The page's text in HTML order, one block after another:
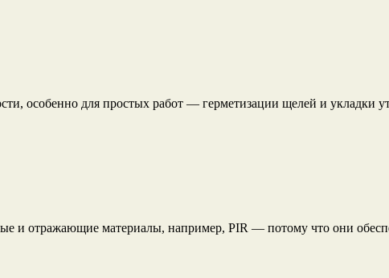
особенно для простых работ — герметизации щелей и укладки
и отражающие материалы, например, PIR — потому что они